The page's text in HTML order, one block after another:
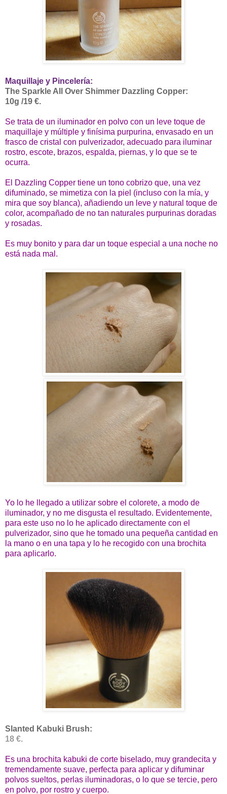
Maquillaje y Pincelería:
The Sparkle All Over Shimmer Dazzling Copper:
10g /19 €.
Se trata de un iluminador en polvo con un leve toque de
maquillaje y múltiple y finísima purpurina, envasado en un
frasco de cristal con pulverizador, adecuado para iluminar
rostro, escote, brazos, espalda, piernas, y lo que se te
ocurra.
El Dazzling Copper tiene un tono cobrizo que, una vez
difuminado, se mimetiza con la piel (incluso con la mía, y
mira que soy blanca), añadiendo un leve y natural toque de
color, acompañado de no tan naturales purpurinas doradas
y rosadas.
Es muy bonito y para dar un toque especial a una noche no
está nada mal.
Yo lo he llegado a utilizar sobre el colorete, a modo de
iluminador, y no me disgusta el resultado. Evidentemente,
para este uso no lo he aplicado directamente con el
pulverizador, sino que he tomado una pequeña cantidad en
la mano o en una tapa y lo he recogido con una brochita
para aplicarlo.
Slanted Kabuki Brush:
18 €.
Es una brochita kabuki de corte biselado, muy grandecita y
tremendamente suave, perfecta para aplicar y difuminar
polvos sueltos, perlas iluminadoras, o lo que se tercie, pero
en polvo, por rostro y cuerpo.